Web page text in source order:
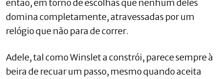
então, em torno de escolhas que nenhum deles
domina completamente, atravessadas por um
relógio que não para de correr.
Adele, tal como Winslet a constrói, parece sempre à
beira de recuar um passo, mesmo quando aceita